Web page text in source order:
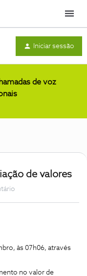
Menu
Iniciar sessão
de voz
de valores
às 07h06, através
no valor de